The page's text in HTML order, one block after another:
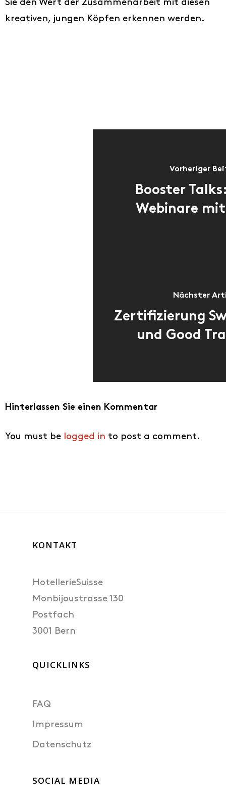
Sie den Wert der Zusammenarbeit mit diesen
kreativen, jungen Köpfen erkennen werden.
Vorheriger
Booster
Webinare
Nächster
Zertifizierung
und Good
Hinterlassen Sie einen Kommentar
You must be logged in to post a comment.
KONTAKT
HotellerieSuisse
Monbijoustrasse 130
Postfach
3001 Bern
QUICKLINKS
FAQ
Impressum
Datenschutz
SOCIAL MEDIA